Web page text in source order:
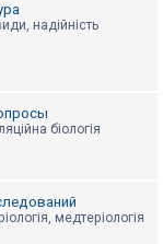
надійність
біологія
медтеріологія